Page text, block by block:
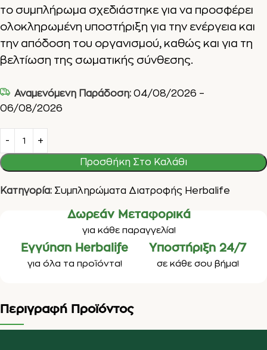
το συμπλήρωμα σχεδιάστηκε για να προσφέρει
ολοκληρωμένη υποστήριξη για την ενέργεια και
την απόδοση του οργανισμού, καθώς και για τη
βελτίωση της σωματικής σύνθεσης.
Αναμενόμενη Παράδοση: 04/08/2026 –
06/08/2026
Προσθήκη Στο Καλάθι
Κατηγορία: Συμπληρώματα Διατροφής Herbalife
Δωρεάν Μεταφορικά
για κάθε παραγγελία!
Εγγύηση Herbalife
για όλα τα προϊόντα!
Υποστήριξη 24/7
σε κάθε σου βήμα!
Περιγραφή Προϊόντος